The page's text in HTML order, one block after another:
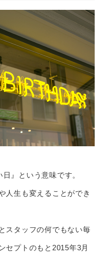
』という意味です。
人生も変えることができ
スタッフの何でもない毎
セプトのもと2015年3月